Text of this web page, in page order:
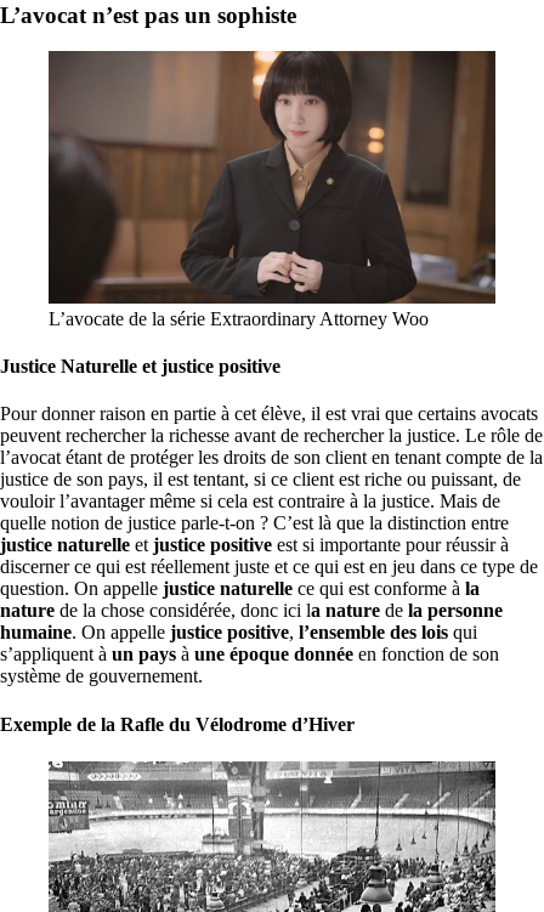
L’avocat n’est pas un sophiste
L’avocate de la série Extraordinary Attorney Woo
Justice Naturelle et justice positive
Pour donner raison en partie à cet élève, il est vrai que certains avocats
peuvent rechercher la richesse avant de rechercher la justice. Le rôle de
l’avocat étant de protéger les droits de son client en tenant compte de la
justice de son pays, il est tentant, si ce client est riche ou puissant, de
vouloir l’avantager même si cela est contraire à la justice. Mais de
quelle notion de justice parle-t-on ? C’est là que la distinction entre
justice naturelle et justice positive est si importante pour réussir à
discerner ce qui est réellement juste et ce qui est en jeu dans ce type de
question. On appelle justice naturelle ce qui est conforme à la
nature de la chose considérée, donc ici la nature de la personne
humaine. On appelle justice positive, l’ensemble des lois qui
s’appliquent à un pays à une époque donnée en fonction de son
système de gouvernement.
Exemple de la Rafle du Vélodrome d’Hiver